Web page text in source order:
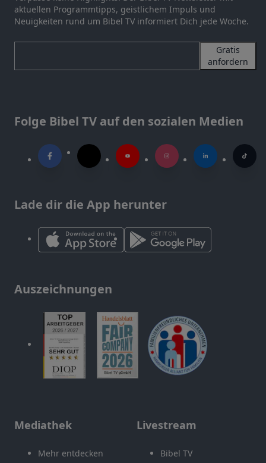
aktuellen Programmtipps, geistlichem Impuls und
Neuigkeiten rund um Bibel TV informiert Dich jede Woche.
Gratis
anfordern
Folge Bibel TV auf den sozialen Medien
Lade dir die App herunter
Auszeichnungen
Mediathek
Mehr entdecken
Livestream
Bibel TV